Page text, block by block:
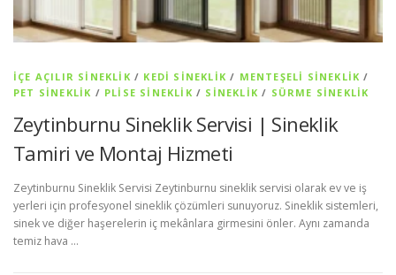
İÇE AÇILIR SINEKLIK / KEDI SINEKLIK / MENTEŞELI SINEKLIK /
PET SİNEKLIK / PLISE SINEKLIK / SİNEKLİK / SÜRME SINEKLIK
Zeytinburnu Sineklik Servisi | Sineklik
Tamiri ve Montaj Hizmeti
Zeytinburnu Sineklik Servisi Zeytinburnu sineklik servisi olarak ev ve iş
yerleri için profesyonel sineklik çözümleri sunuyoruz. Sineklik sistemleri,
sinek ve diğer haşerelerin iç mekânlara girmesini önler. Aynı zamanda
temiz hava …